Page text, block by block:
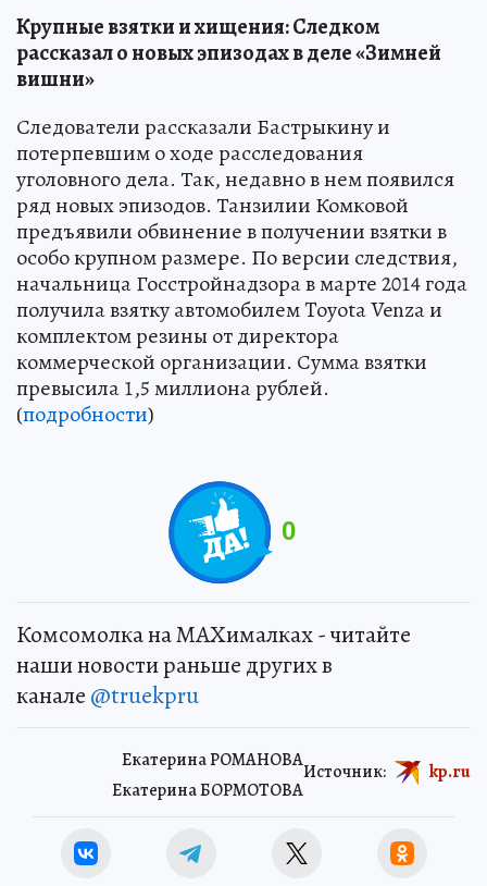
Крупные взятки и хищения: Следком
рассказал о новых эпизодах в деле «Зимней
вишни»
Следователи рассказали Бастрыкину и
потерпевшим о ходе расследования
уголовного дела. Так, недавно в нем появился
ряд новых эпизодов. Танзилии Комковой
предъявили обвинение в получении взятки в
особо крупном размере. По версии следствия,
начальница Госстройнадзора в марте 2014 года
получила взятку автомобилем Toyota Venza и
комплектом резины от директора
коммерческой организации. Сумма взятки
превысила 1,5 миллиона рублей.
(подробности)
0
Комсомолка на MAXималках - читайте
наши новости раньше других в
канале @truekpru
Екатерина РОМАНОВА
Екатерина БОРМОТОВА
Источник: kp.ru